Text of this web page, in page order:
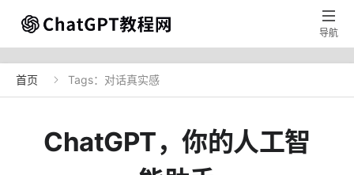

导航
首页  Tags：对话真实感
ChatGPT，你的人工智